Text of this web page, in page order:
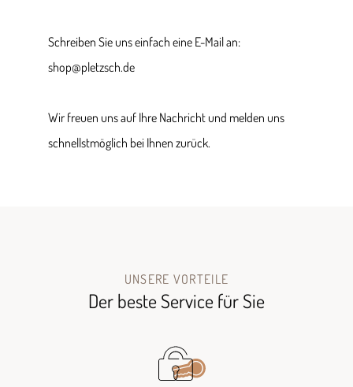
Schreiben Sie uns einfach eine E-Mail an:
shop@pletzsch.de
Wir freuen uns auf Ihre Nachricht und melden uns
schnellstmöglich bei Ihnen zurück.
UNSERE VORTEILE
Der beste Service für Sie